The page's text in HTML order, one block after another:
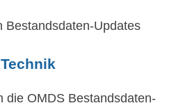
die OMDS Bestandsdaten-